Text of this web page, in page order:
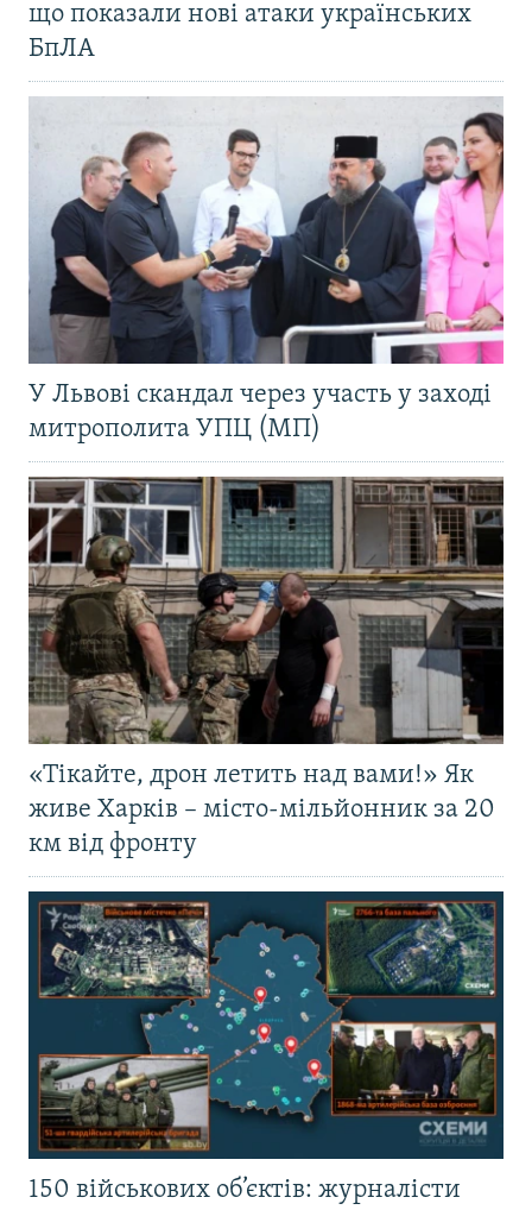
що показали нові атаки українських
БпЛА
У Львові скандал через участь у заході
митрополита УПЦ (МП)
«Тікайте, дрон летить над вами!» Як
живе Харків – місто-мільйонник за 20
км від фронту
150 військових об’єктів: журналісти